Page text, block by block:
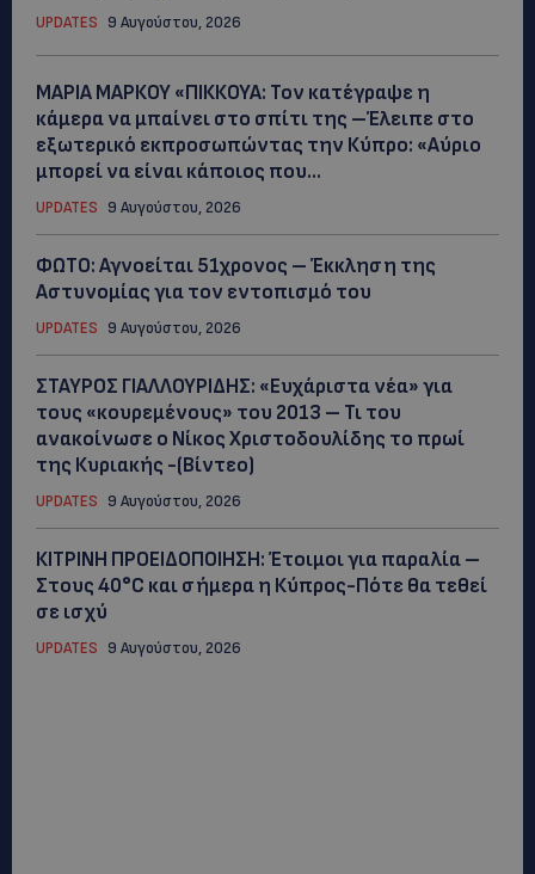
UPDATES 9 Αυγούστου, 2026
ΜΑΡΙΑ ΜΑΡΚΟΥ «ΠΙΚΚΟΥΑ: Τον κατέγραψε η
κάμερα να μπαίνει στο σπίτι της –Έλειπε στο
εξωτερικό εκπροσωπώντας την Κύπρο: «Αύριο
μπορεί να είναι κάποιος που...
UPDATES 9 Αυγούστου, 2026
ΦΩΤΟ: Αγνοείται 51χρονος – Έκκληση της
Αστυνομίας για τον εντοπισμό του
UPDATES 9 Αυγούστου, 2026
ΣΤΑΥΡΟΣ ΓΙΑΛΛΟΥΡΙΔΗΣ: «Ευχάριστα νέα» για
τους «κουρεμένους» του 2013 – Τι του
ανακοίνωσε ο Νίκος Χριστοδουλίδης το πρωί
της Κυριακής -(Βίντεο)
UPDATES 9 Αυγούστου, 2026
ΚΙΤΡΙΝΗ ΠΡΟΕΙΔΟΠΟΙΗΣΗ: Έτοιμοι για παραλία –
Στους 40°C και σήμερα η Κύπρος-Πότε θα τεθεί
σε ισχύ
UPDATES 9 Αυγούστου, 2026